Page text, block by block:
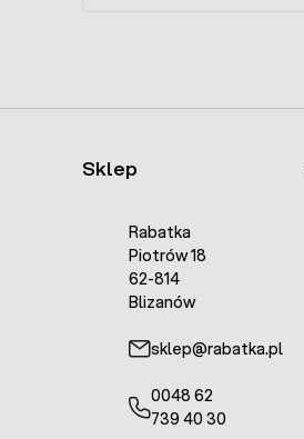
Sklep
Rabatka
Piotrów 18
62-814
Blizanów
sklep@rabatka.pl
0048 62
739 40 30